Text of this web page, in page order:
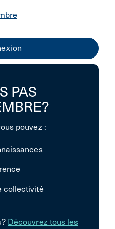
PAS
pouvez :
collectivité
Découvrez tous les